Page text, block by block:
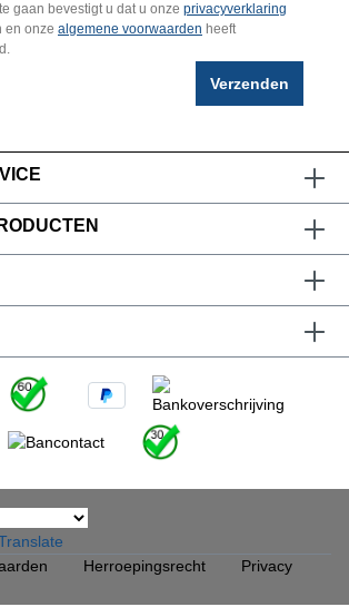
gaan bevestigt u dat u onze privacyverklaring
en onze algemene voorwaarden heeft
Verzenden
Herroepingsrecht Privacy